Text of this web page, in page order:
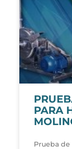
PARA
Prueba